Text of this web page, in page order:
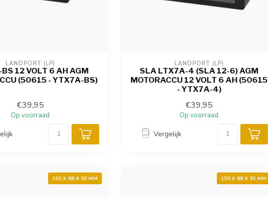
LANDPORT (LP)
12 VOLT 6 AH AGM
(50615 - YTX7A-BS)
€39,95
Op voorraad
LANDPORT (LP)
SLA LTX7A-4 (SLA 12-6) AGM
MOTORACCU 12 VOLT 6 AH (50615
- YTX7A-4)
€39,95
Op voorraad
Vergelijk
150 X 88 X 93 MM 150 X 88 X 93 MM